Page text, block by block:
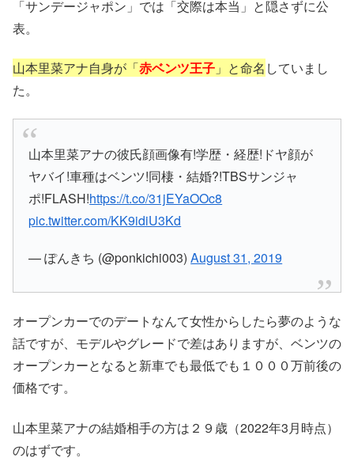
「サンデージャポン」では「交際は本当」と隠さずに公
表。
山本里菜アナ自身が「赤ベンツ王子 」と命名 していまし
た。
山本里菜アナの彼氏顔画像有!学歴・経歴!ドヤ顔が
ヤバイ!車種はベンツ!同棲・結婚?!TBSサンジャ
ポ!FLASH!https://t.co/31jEYaOOc8
pic.twitter.com/KK9idiU3Kd
— ぽんきち (@ponkichi003)August 31, 2019
オープンカーでのデートなんて女性からしたら夢のような
話ですが、モデルやグレードで差はありますが、ベンツの
オープンカーとなると新車でも最低でも１０００万前後の
価格です。
山本里菜アナの結婚相手の方は２９歳（2022年3月時点）
のはずです。